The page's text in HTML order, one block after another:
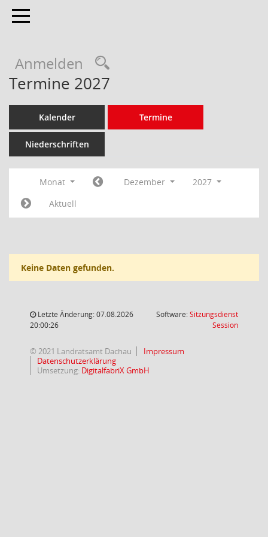
Toggle navigation
Anmelden
Termine 2027
Kalender Termine
Niederschriften
Monat Dezember
2027
Aktuell
Keine Daten gefunden.
Letzte Änderung: 07.08.2026
20:00:26
Software:Sitzungsdienst
Session(Wird in
© 2021 Landratsamt Dachau
Impressum
Datenschutzerklärung
Umsetzung: DigitalfabriX GmbH